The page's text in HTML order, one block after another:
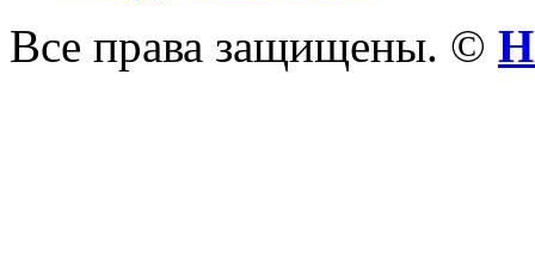
Все права защищены. ©